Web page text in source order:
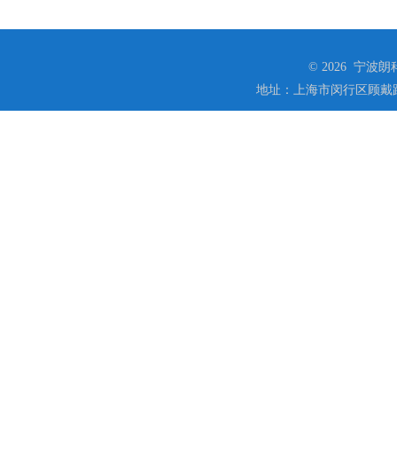
© 2026 宁波朗
地址：上海市闵行区顾